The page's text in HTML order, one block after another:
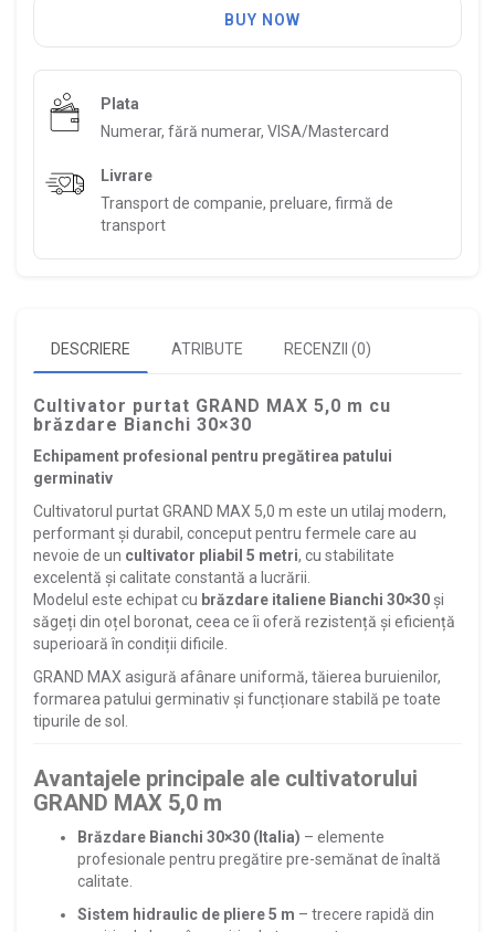
BUY NOW
Plata
Numerar, fără numerar, VISA/Mastercard
Livrare
Transport de companie, preluare, firmă de
transport
DESCRIERE ATRIBUTE RECENZII (0)
Cultivator purtat GRAND MAX 5,0 m cu
brăzdare Bianchi 30×30
Echipament profesional pentru pregătirea patului
germinativ
Cultivatorul purtat GRAND MAX 5,0 m este un utilaj modern,
performant și durabil, conceput pentru fermele care au
nevoie de un cultivator pliabil 5 metri, cu stabilitate
excelentă și calitate constantă a lucrării.
Modelul este echipat cu brăzdare italiene Bianchi 30×30și
săgeți din oțel boronat, ceea ce îi oferă rezistență și eficiență
superioară în condiții dificile.
GRAND MAX asigură afânare uniformă, tăierea buruienilor,
formarea patului germinativ și funcționare stabilă pe toate
tipurile de sol.
Avantajele principale ale cultivatorului
GRAND MAX 5,0 m
Brăzdare Bianchi 30×30 (Italia) – elemente
profesionale pentru pregătire pre-semănat de înaltă
calitate.
Sistem hidraulic de pliere 5 m – trecere rapidă din